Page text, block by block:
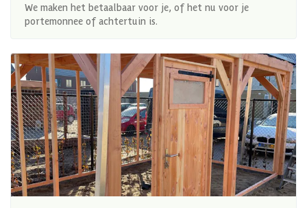
We maken het betaalbaar voor je, of het nu voor je
portemonnee of achtertuin is.